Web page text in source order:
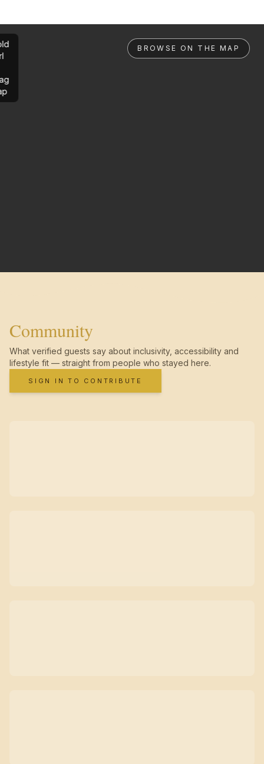
BROWSE ON THE MAP
Community
What verified guests say about inclusivity, accessibility and
lifestyle fit — straight from people who stayed here.
SIGN IN TO CONTRIBUTE